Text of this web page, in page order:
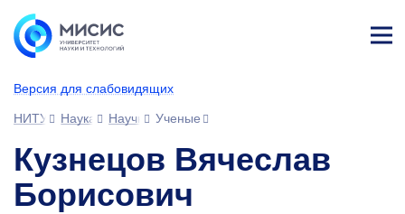
Версия для слабовидящих
НИТУ МИСИС
Наука Научное сообщество
Ученые
Кузнецов Вячеслав
Борисович